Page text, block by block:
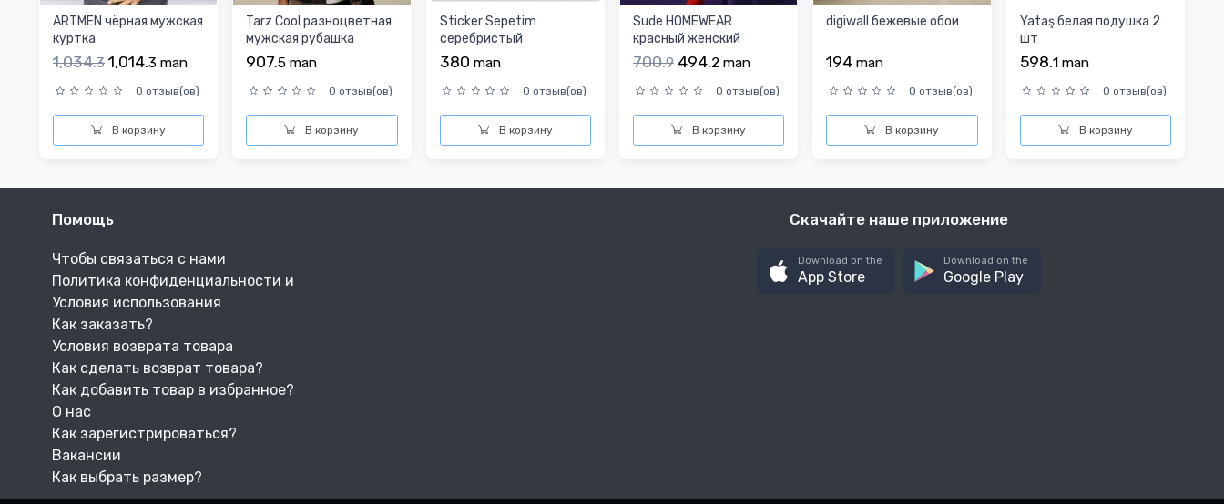
ARTMEN чёрная мужская
куртка
1,034.3 1,014.3 man
0 отзыв(ов)
В корзину
Tarz Cool разноцветная
мужская рубашка
907.5 man
0 отзыв(ов)
В корзину
Sticker Sepetim
cеребристый
настенные украшения
380 man
0 отзыв(ов)
В корзину
Sude HOMEWEAR
красный женский
комплект пижамы
700.9 494.2 man
0 отзыв(ов)
В корзину
digiwall бежевыe oбои
194man
0 отзыв(ов)
В корзину
Yataş белая подушка 2
шт
598.1 man
0 отзыв(ов)
В корзину
Помощь
Чтобы связаться с нами
Политика конфиденциальности и
Условия использования
Как заказать?
Условия возврата товара
Как сделать возврат товара?
Как добавить товар в избранное?
О нас
Как зарегистрироваться?
Вакансии
Как выбрать размер?
Скачайте наше приложение
Download on the
App Store
Download on the
Google Play